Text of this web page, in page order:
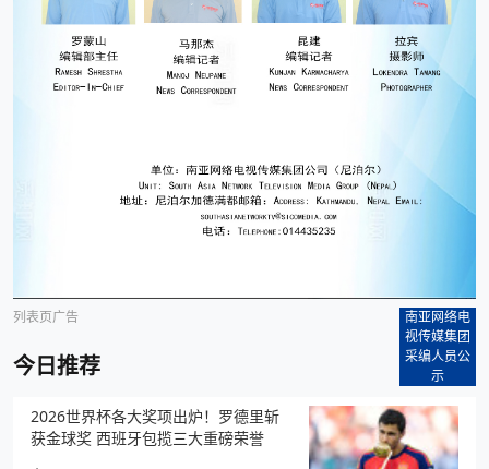
列表页广告
南亚网络电
视传媒集团
采编人员公
示
今日推荐
2026世界杯各大奖项出炉！罗德里斩
获金球奖 西班牙包揽三大重磅荣誉